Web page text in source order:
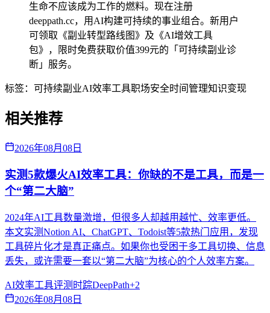
生命不应该成为工作的燃料。现在注册
deeppath.cc，用AI构建可持续的事业组合。新用户
可领取《副业转型路线图》及《AI增效工具
包》，限时免费获取价值399元的「可持续副业诊
断」服务。
标签： 可持续副业AI效率工具职场安全时间管理知识变现
相关推荐
2026年08月08日
实测5款爆火AI效率工具：你缺的不是工具，而是一
个“第二大脑”
2024年AI工具数量激增，但很多人却越用越忙、效率更低。
本文实测Notion AI、ChatGPT、Todoist等5款热门应用，发现
工具碎片化才是真正痛点。如果你也受困于多工具切换、信息
丢失，或许需要一套以“第二大脑”为核心的个人效率方案。
AI效率工具评测 时踪DeepPath+2
2026年08月08日